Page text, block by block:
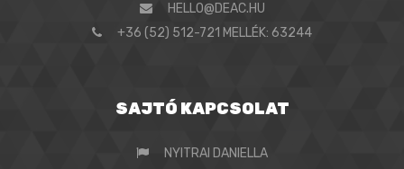
HELLO@DEAC.HU
+36 (52) 512-721 MELLÉK: 63244
SAJTÓ KAPCSOLAT
NYITRAI DANIELLA